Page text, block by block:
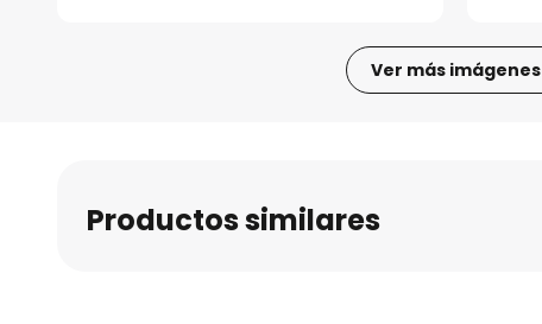
Ver más imágenes
Productos similares